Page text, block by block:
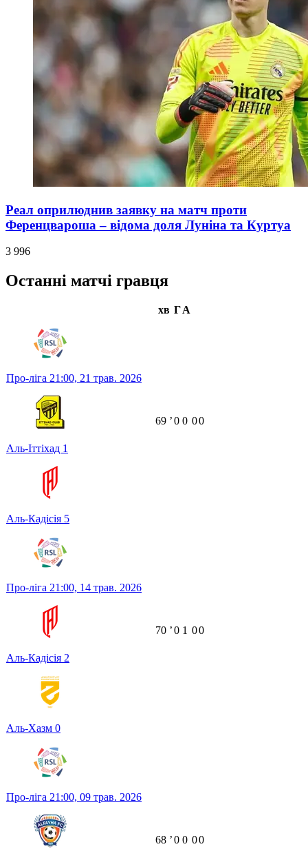
Реал оприлюднив заявку на матч проти
Ференцвароша – відома доля Луніна та Куртуа
3 996
Останні матчі гравця
хв ГА
Про-ліга 21:00, 21 трав. 2026
Аль-Іттіхад 1
Аль-Кадісія 5
69 ʼ0 0 00
Про-ліга 21:00, 14 трав. 2026
Аль-Кадісія 2
Аль-Хазм 0
70 ʼ0 1 00
Про-ліга 21:00, 09 трав. 2026
68 ʼ0 0 00